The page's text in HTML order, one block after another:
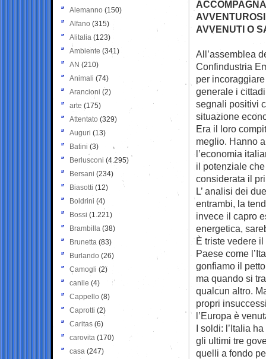
AVVENUTI O
All’assemblea
Confindustria
per
generale i
segnali positivi
situazione
Era il loro
meglio. Hanno
l’economia
il potenziale
considerata il
L’ analisi dei
entrambi, la
invece il capro
energetica,
È triste vedere
Paese come
gonfiamo il
ma quando si
qualcun altro.
propri
l’Europa è
I soldi: l’Italia
gli ultimi tre
quelli a fondo
Alemanno (150)
Alfano (315)
Alitalia (123)
Ambiente (341)
AN (210)
Animali (74)
Arancioni (2)
arte (175)
Attentato (329)
Auguri (13)
Batini (3)
Berlusconi (4.295)
Bersani (234)
Biasotti (12)
Boldrini (4)
Bossi (1.221)
Brambilla (38)
Brunetta (83)
Burlando (26)
Camogli (2)
canile (4)
Cappello (8)
Caprotti (2)
Caritas (6)
carovita (170)
casa (247)